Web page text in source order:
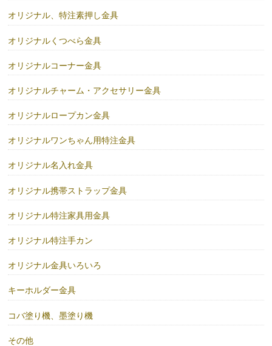
オリジナル、特注素押し金具
オリジナルくつべら金具
オリジナルコーナー金具
オリジナルチャーム・アクセサリー金具
オリジナルロープカン金具
オリジナルワンちゃん用特注金具
オリジナル名入れ金具
オリジナル携帯ストラップ金具
オリジナル特注家具用金具
オリジナル特注手カン
オリジナル金具いろいろ
キーホルダー金具
コバ塗り機、墨塗り機
その他